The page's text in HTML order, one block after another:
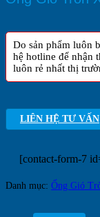
Do sản phẩm luôn
hệ hotline để nhận
luôn rẻ nhất thị
LIÊN HỆ TƯ VẤN
[contact-form-7
Danh mục: Ống Gió